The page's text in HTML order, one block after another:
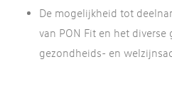
De mogelijkheid tot
van PON Fit en het diverse
gezondheids- en